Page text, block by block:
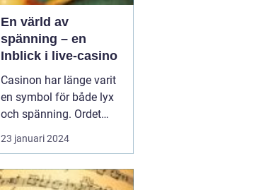
En värld av
spänning – en
Inblick i live-casino
Casinon har länge varit
en symbol för både lyx
och spänning. Ordet
"casino" framkallar bilder
av glittrande ljus, suset
och ljudet av
23 januari 2024